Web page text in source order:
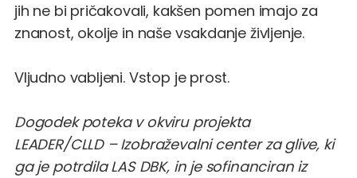
jih ne bi pričakovali, kakšen pomen imajo za
znanost, okolje in naše vsakdanje življenje.
Vljudno vabljeni. Vstop je prost.
Dogodek poteka v okviru projekta
LEADER/CLLD – Izobraževalni center za glive, ki
ga je potrdila LAS DBK, in je sofinanciran iz